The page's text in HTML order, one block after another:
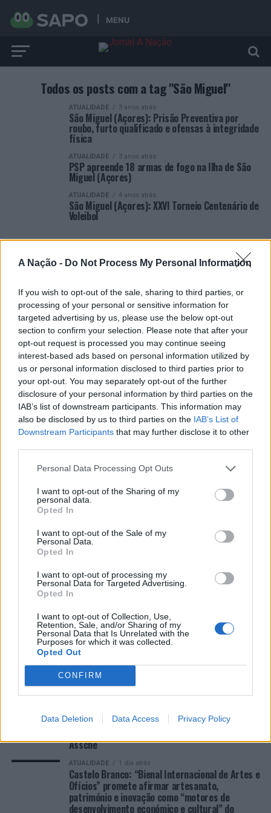
A Nação - Do Not Process My Personal Information
If you wish to opt-out of the sale, sharing to third parties, or
processing of your personal or sensitive information for
targeted advertising by us, please use the below opt-out
section to confirm your selection. Please note that after your
opt-out request is processed you may continue seeing
interest-based ads based on personal information utilized by
us or personal information disclosed to third parties prior to
your opt-out. You may separately opt-out of the further
disclosure of your personal information by third parties on the
IAB’s list of downstream participants. This information may
also be disclosed by us to third parties on the IAB’s List of
Downstream Participants that may further disclose it to other
Personal Data Processing Opt Outs
I want to opt-out of the Sharing of my
personal data.
Opted In
I want to opt-out of the Sale of my
Personal Data.
Opted In
I want to opt-out of processing my
Personal Data for Targeted Advertising.
Opted In
I want to opt-out of Collection, Use,
Retention, Sale, and/or Sharing of my
Personal Data that Is Unrelated with the
Purposes for which it was collected.
Opted Out
CONFIRM
Data Deletion Data Access Privacy Policy
MENU
Todos os posts com a tag "São Miguel"
ATUALIDADE 3 anos atrás
São Miguel (Açores): Prisão Preventiva por
roubo, furto qualificado e ofensas à integridade
física
ATUALIDADE 3 anos atrás
PSP apreende 18 armas de fogo na Ilha de São
Miguel (Açores)
ATUALIDADE 4 anos atrás
São Miguel (Açores): XXVI Torneio Centenário de
Voleibol
ARTIGOS RECENTES
Cultura digital pode “comprometer” a criatividade antes
de “provocar” mudanças genéticas, diz neurocientista
“Millennium Estoril Open 2026” regressou ao circuito ATP
com vitória do francês Luca Van Assche
Castelo Branco: “Bienal Internacional de Artes e Ofícios”
promete afirmar artesanato, património e inovação como
“motores de desenvolvimento económico e cultural” do
valorização imobiliária como motores do crescimento da
Beira Interior
Rio de Janeiro: Governo do Estado propõe parceria com a
FUNCEX para “reforçar inteligência sobre comércio
exterior”
ÚLTIMAS DESTAQUE VIDEOS
ATUALIDADE
Cultura digital pode “comprometer” a
criatividade antes de “provocar” mudanças
genéticas, diz neurocientista
“Millennium Estoril Open 2026” regressou ao
Assche
ATUALIDADE 1 dia atrás
Castelo Branco: “Bienal Internacional de Artes e
Ofícios” promete afirmar artesanato,
património e inovação como “motores de
desenvolvimento económico e cultural” do